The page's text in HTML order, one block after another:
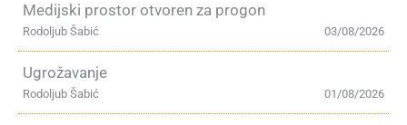
Medijski prostor otvoren za progon
03/08/2026
Rodoljub Šabić
Ugrožavanje
01/08/2026
Rodoljub Šabić